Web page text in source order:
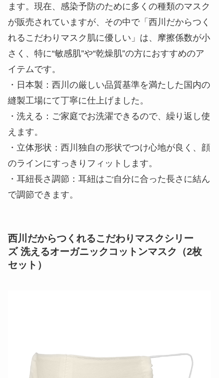
・お肌に優しい：保湿力に優れた天然成分の“スク
ワラン”を配合した繊維を使用。やわらかな生地
で、摩擦ダメージから肌を守ります。
皮膚科専門医推奨商品
皮膚科専門医大阪医科大学 森脇真一教授
いわゆる“敏感肌”、“乾燥肌”の方の皮膚は様々な刺
激に敏感であるため、日常生活においても皮膚への
摩擦が起きにくい状態を保つことが重要です。すな
わち、日頃から皮膚への摩擦を軽減することを意識
することで皮膚へのダメージを軽減することができ
ます。現在、感染予防のために多くの種類のマスク
れるこだわりマスク肌に優しい」は、摩擦係数が小
さく、特に“敏感肌”や“乾燥肌”の方におすすめのア
イテムです。
のラインにすっきりフィットします。
・耳紐長さ調節：耳紐はご自分に合った長さに結ん